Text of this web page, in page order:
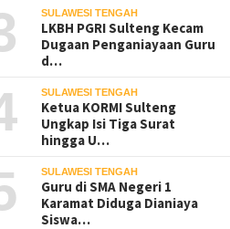
SULAWESI TENGAH
LKBH PGRI Sulteng Kecam
Dugaan Penganiayaan Guru
d…
SULAWESI TENGAH
Ketua KORMI Sulteng
Ungkap Isi Tiga Surat
hingga U…
SULAWESI TENGAH
Guru di SMA Negeri 1
Karamat Diduga Dianiaya
Siswa…